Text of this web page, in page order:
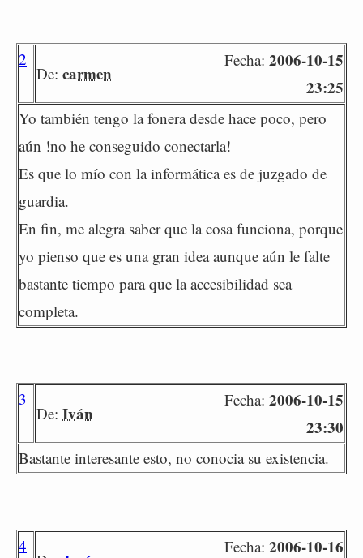
2
De: carmen
Fecha: 2006-10-15
23:25
Yo también tengo la fonera desde hace poco, pero
aún !no he conseguido conectarla!
Es que lo mío con la informática es de juzgado de
guardia.
En fin, me alegra saber que la cosa funciona, porque
yo pienso que es una gran idea aunque aún le falte
bastante tiempo para que la accesibilidad sea
completa.
3
De: Iván
Fecha: 2006-10-15
23:30
Bastante interesante esto, no conocia su existencia.
4 Fecha: 2006-10-16